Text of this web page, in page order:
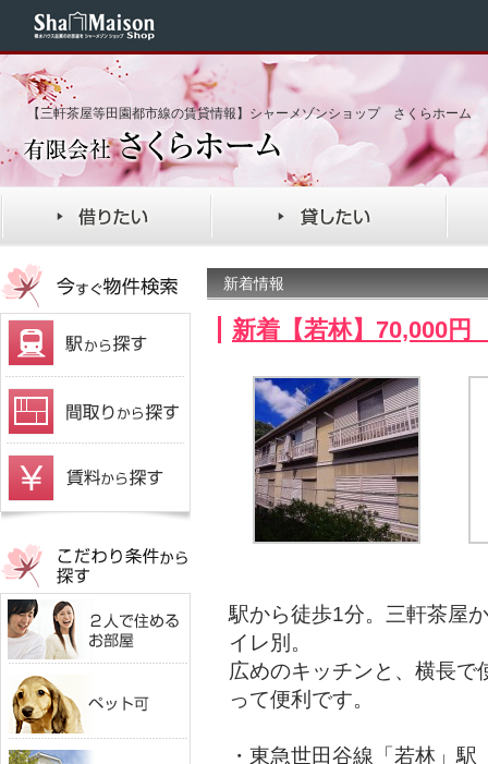
【三軒茶屋等田園都市線の賃貸情報】シャーメゾンショップ さくらホーム
新着情報
新着【若林】70,000
駅から徒歩1分。三軒茶屋
イレ別。
広めのキッチンと、横長
って便利です。
・東急世田谷線「若林」